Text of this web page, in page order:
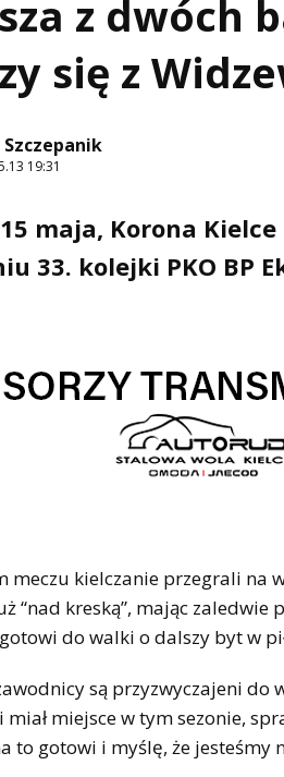
z dwóch
się z
19:31
maja, Korona
33. kolejki PKO BP
kielczanie przegrali na
“nad kreską”, mając zaledwie
gotowi do walki o dalszy byt w
są przyzwyczajeni do
miejsce w tym sezonie,
to gotowi i myślę, że jesteśmy